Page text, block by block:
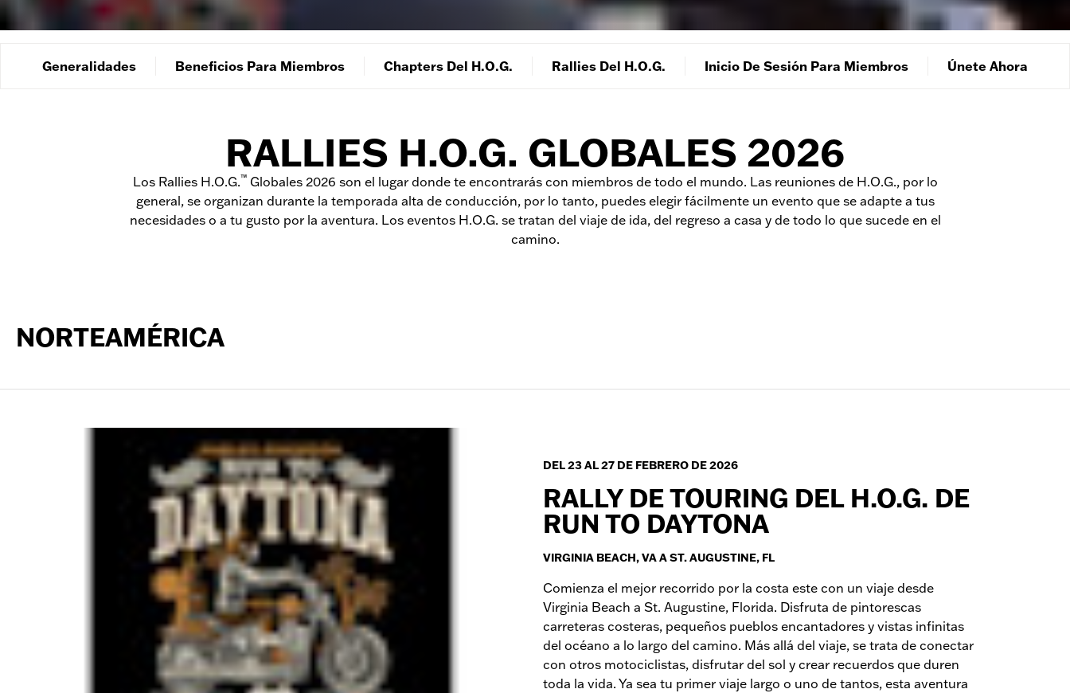
Generalidades Beneficios Para Miembros Chapters Del H.O.G. Rallies Del H.O.G. Inicio De Sesión Para Miembros Únete Ahora
RALLIES H.O.G. GLOBALES 2026
Los Rallies H.O.G.™Globales 2026 son el lugar donde te encontrarás con miembros de todo el mundo. Las reuniones de H.O.G., por lo
general, se organizan durante la temporada alta de conducción, por lo tanto, puedes elegir fácilmente un evento que se adapte a tus
necesidades o a tu gusto por la aventura. Los eventos H.O.G. se tratan del viaje de ida, del regreso a casa y de todo lo que sucede en el
camino.
NORTEAMÉRICA
DEL 23 AL 27 DE FEBRERO DE 2026
RALLY DE TOURING DEL H.O.G. DE
RUN TO DAYTONA
VIRGINIA BEACH, VA A ST. AUGUSTINE, FL
Comienza el mejor recorrido por la costa este con un viaje desde
Virginia Beach a St. Augustine, Florida. Disfruta de pintorescas
carreteras costeras, pequeños pueblos encantadores y vistas infinitas
del océano a lo largo del camino. Más allá del viaje, se trata de conectar
con otros motociclistas, disfrutar del sol y crear recuerdos que duren
toda la vida. Ya sea tu primer viaje largo o uno de tantos, esta aventura